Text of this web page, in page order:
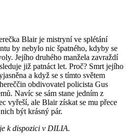
Blair je mistryní ve splétání
by nebylo nic špatného, kdyby se
Jejího druhého manžela zavraždí
již patnáct let. Proč? Smrt jejího
a když se s tímto světem
obdivovatel policista Gus
Navíc se sám stane jedním z
vyřeší, ale Blair získat se mu přece
být krásný pár.
k dispozici v DILIA.